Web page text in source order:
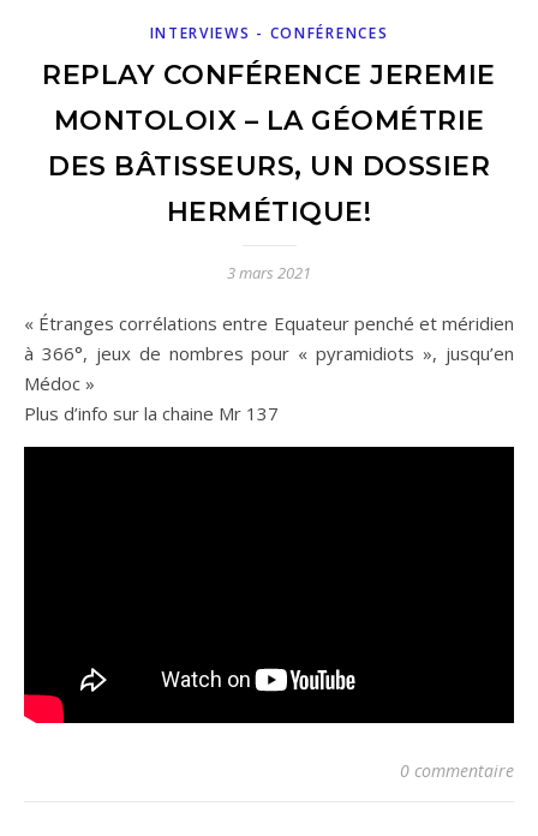
INTERVIEWS - CONFÉRENCES
REPLAY CONFÉRENCE JEREMIE
MONTOLOIX – LA GÉOMÉTRIE
DES BÂTISSEURS, UN DOSSIER
HERMÉTIQUE!
3 mars 2021
« Étranges corrélations entre Equateur penché et méridien
à 366°, jeux de nombres pour « pyramidiots », jusqu’en
Médoc »
Plus d’info sur la chaine Mr 137
0 commentaire